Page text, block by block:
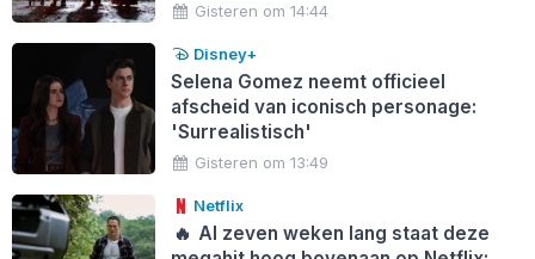
Gisteren om 14:44
Disney+
Selena Gomez neemt officieel
afscheid van iconisch personage:
'Surrealistisch'
Gisteren om 13:49
Netflix
🔥 Al zeven weken lang staat deze